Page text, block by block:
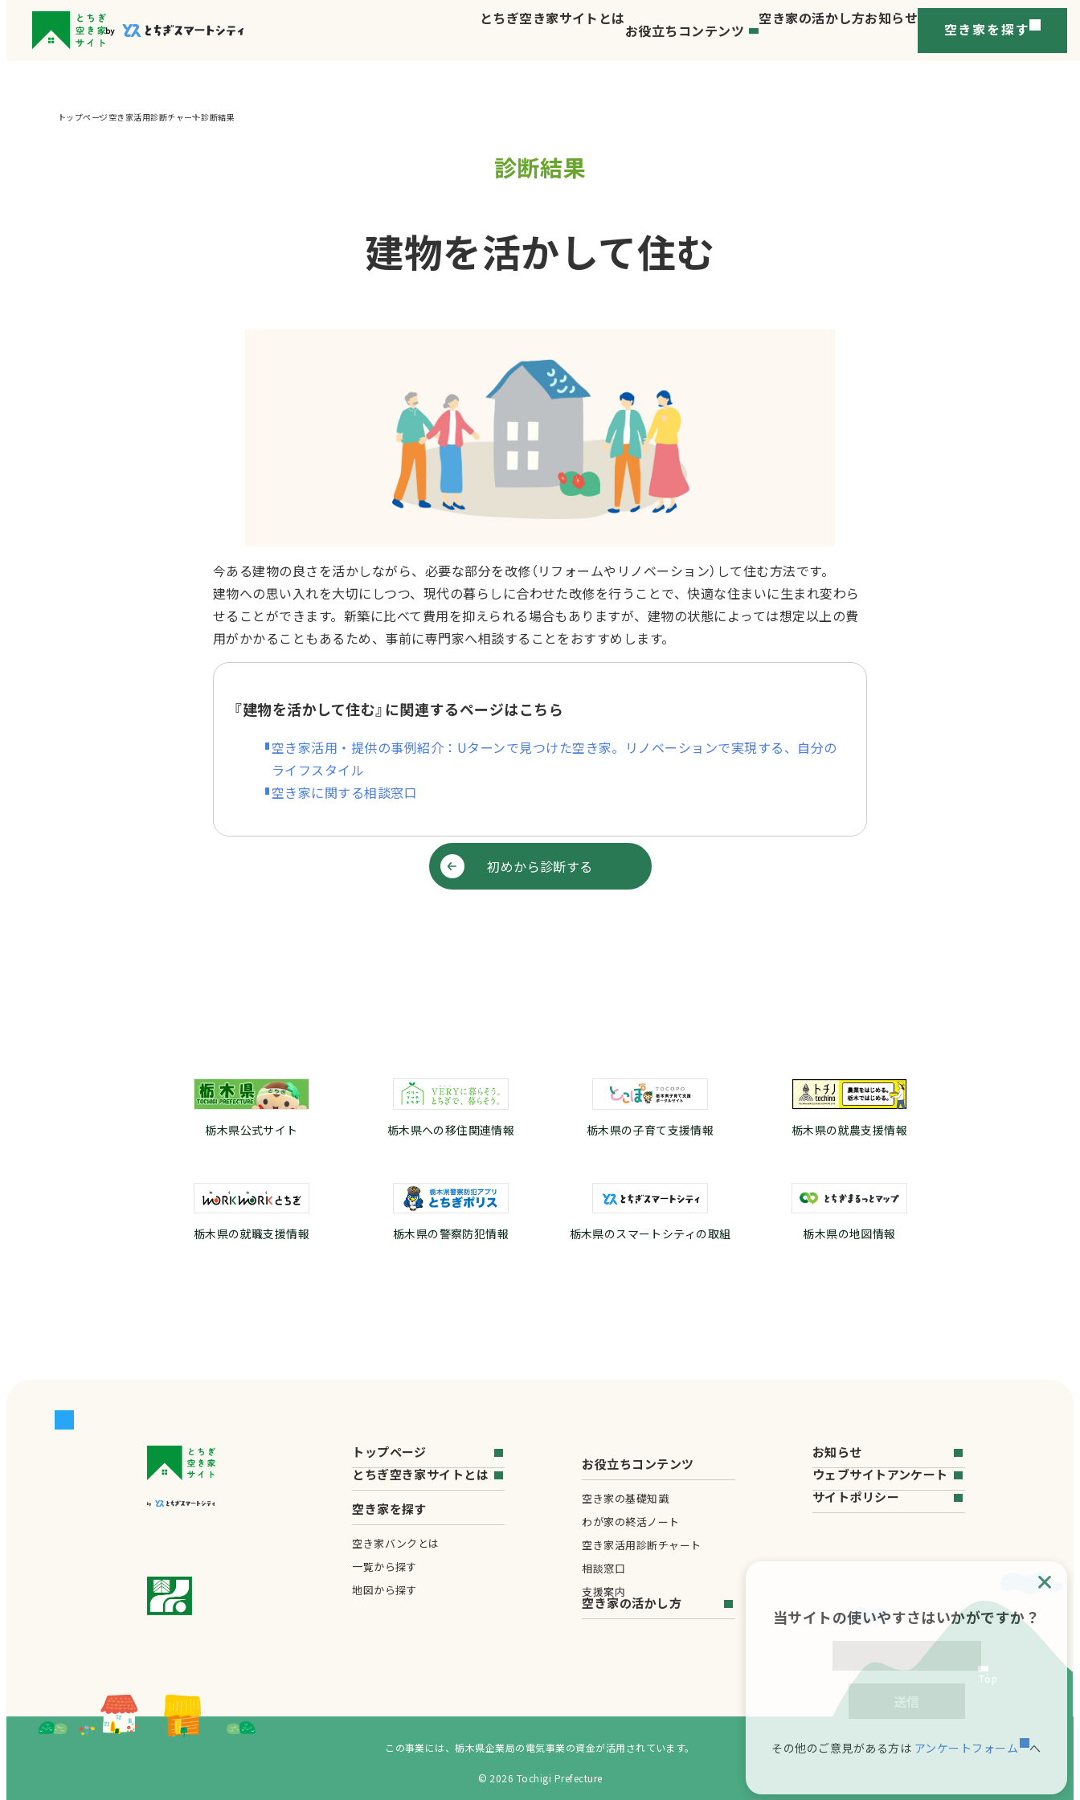
当サイトの使いやすさはいかがですか？
その他のご意見がある方は アンケートフォーム へ
とちぎ空き家サイトとは
お役立ちコンテンツ
空き家の活かし方お知らせ
空き家を探す
トップページ空き家活用診断チャート診断結果
診断結果
建物を活かして住む
今ある建物の良さを活かしながら、必要な部分を改修（リフォームやリノベーション）して住む方法です。
建物への思い入れを大切にしつつ、現代の暮らしに合わせた改修を行うことで、快適な住まいに生まれ変わら
せることができます。新築に比べて費用を抑えられる場合もありますが、建物の状態によっては想定以上の費
用がかかることもあるため、事前に専門家へ相談することをおすすめします。
『建物を活かして住む』に関連するページはこちら
空き家活用・提供の事例紹介：Uターンで見つけた空き家。リノベーションで実現する、自分の
ライフスタイル
空き家に関する相談窓口
初めから診断する
栃木県公式サイト 栃木県への移住関連情報 栃木県の子育て支援情報 栃木県の就農支援情報
栃木県の就職支援情報 栃木県の警察防犯情報 栃木県のスマートシティの取組 栃木県の地図情報
トップページ
とちぎ空き家サイトとは
空き家を探す
空き家バンクとは
一覧から探す
地図から探す
お役立ちコンテンツ
空き家の基礎知識
わが家の終活ノート
空き家活用診断チャート
相談窓口
支援案内
空き家の活かし方
お知らせ
ウェブサイトアンケート
サイトポリシー
Top
この事業には、栃木県企業局の電気事業の資金が活用されています。
© 2026 Tochigi Prefecture